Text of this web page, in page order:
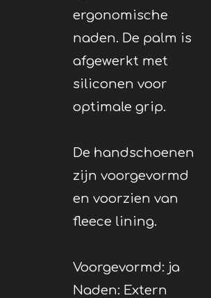
ergonomische
naden. De palm is
afgewerkt met
siliconen voor
optimale grip.
De handschoenen
zijn voorgevormd
en voorzien van
fleece lining.
Voorgevormd: ja
Naden: Extern